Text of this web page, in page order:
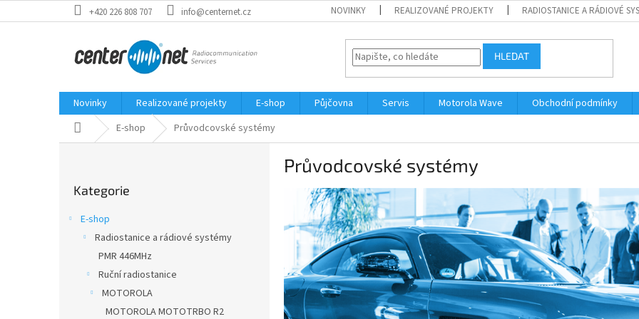
na
+420 226 808 707 info@centernet.cz NOVINKY REALIZOVANÉ PROJEKTY RADIOSTANICE A RÁDIOVÉ
HLEDAT
Novinky Realizované projekty E-shop Půjčovna Servis Motorola Wave Obchodní podmínky
Domů E-shop Průvodcovské systémy
kategorie
Kategorie
E-shop
Radiostanice a rádiové systémy
PMR 446MHz
Ruční radiostanice
MOTOROLA
MOTOROLA MOTOTRBO R2
Průvodcovské systémy